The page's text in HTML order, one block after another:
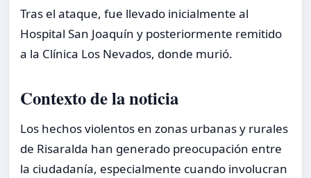
Tras el ataque, fue llevado inicialmente al
Hospital San Joaquín y posteriormente remitido
a la Clínica Los Nevados, donde murió.
Contexto de la noticia
Los hechos violentos en zonas urbanas y rurales
de Risaralda han generado preocupación entre
la ciudadanía, especialmente cuando involucran